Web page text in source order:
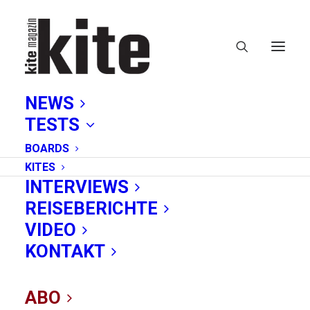
NEWS
TESTS
BOARDS
KITES
INTERVIEWS
REISEBERICHTE
VIDEO
KONTAKT
ABO
California